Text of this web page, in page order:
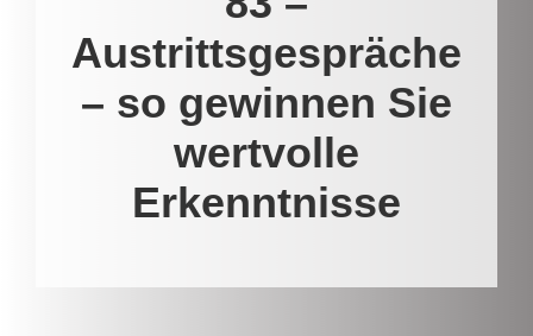
Austrittsgespräche
– so gewinnen Sie
wertvolle
Erkenntnisse